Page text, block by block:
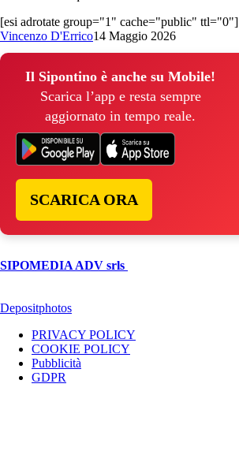
[esi adrotate group="1" cache="public" ttl="0"]
Vincenzo D'Errico14 Maggio 2026
Il Sipontino è anche su Mobile!
Scarica l’app e resta sempre
aggiornato in tempo reale.
SCARICA ORA
SIPOMEDIA ADV srls
Depositphotos
PRIVACY POLICY
COOKIE POLICY
Pubblicità
GDPR